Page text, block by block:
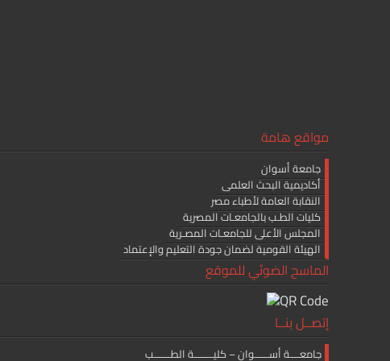
مواقع هامة
جامعة أسوان
أكاديمية البحث العلمى
النقابة العامة لأطباء مصر
كليات الطـب بالجامعـات المصرية
المجلس الأعلى للجامعـات المصـرية
الهيئة القومية لضمان جودة التعليم والإعتماد
الماسح الضوئي للموقع
إتصــل بنــا
جامعــــة أســــــوان – كليــــــــة الطـــــــب